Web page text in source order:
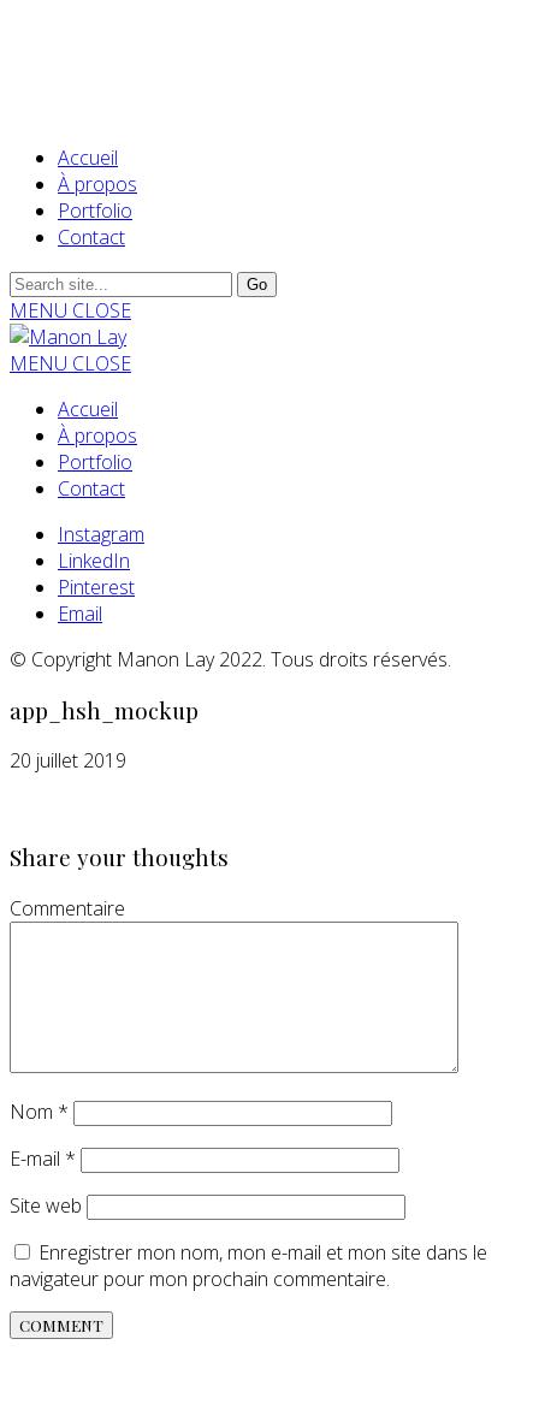
Accueil
À propos
Portfolio
Contact
MENU CLOSE
MENU CLOSE
Accueil
À propos
Portfolio
Contact
Instagram
LinkedIn
Pinterest
Email
© Copyright Manon Lay 2022. Tous droits réservés.
app_hsh_mockup
20 juillet 2019
Share your thoughts
Commentaire
Nom *
E-mail *
Site web
Enregistrer mon nom, mon e-mail et mon site dans le
navigateur pour mon prochain commentaire.